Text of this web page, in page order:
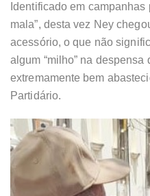
Identificado em campanhas
mala”, desta vez Ney
acessório, o que não
algum “milho” na despensa
extremamente bem
Partidário.